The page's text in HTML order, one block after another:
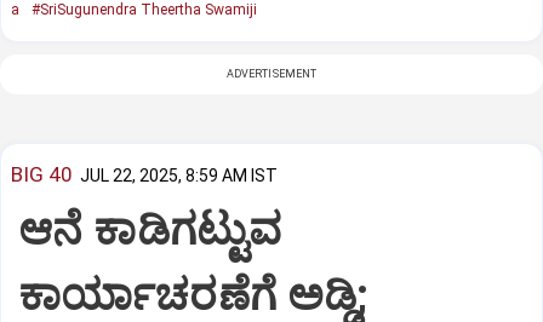
a
#SriSugunendra Theertha Swamiji
ADVERTISEMENT
BIG 40 JUL 22, 2025, 8:59 AM IST
ಆನೆ ಕಾಡಿಗಟ್ಟುವ
ಕಾರ್ಯಾಚರಣೆಗೆ ಅಡ್ಡಿ;